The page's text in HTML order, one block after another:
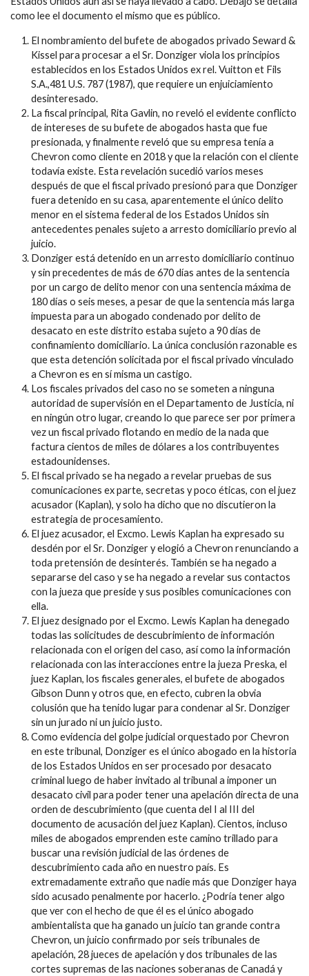
como lee el documento el mismo que es público.
El nombramiento del bufete de abogados privado Seward &
Kissel para procesar a el Sr. Donziger viola los principios
establecidos en los Estados Unidos ex rel. Vuitton et Fils
S.A.,481 U.S. 787 (1987), que requiere un enjuiciamiento
desinteresado.
La fiscal principal, Rita Gavlin, no reveló el evidente conflicto
de intereses de su bufete de abogados hasta que fue
presionada, y finalmente reveló que su empresa tenía a
Chevron como cliente en 2018 y que la relación con el cliente
todavía existe. Esta revelación sucedió varios meses
después de que el fiscal privado presionó para que Donziger
fuera detenido en su casa, aparentemente el único delito
menor en el sistema federal de los Estados Unidos sin
antecedentes penales sujeto a arresto domiciliario previo al
juicio.
Donziger está detenido en un arresto domiciliario continuo
y sin precedentes de más de 670 días antes de la sentencia
por un cargo de delito menor con una sentencia máxima de
180 días o seis meses, a pesar de que la sentencia más larga
impuesta para un abogado condenado por delito de
desacato en este distrito estaba sujeto a 90 días de
confinamiento domiciliario. La única conclusión razonable es
que esta detención solicitada por el fiscal privado vinculado
a Chevron es en sí misma un castigo.
Los fiscales privados del caso no se someten a ninguna
autoridad de supervisión en el Departamento de Justicia, ni
en ningún otro lugar, creando lo que parece ser por primera
vez un fiscal privado flotando en medio de la nada que
factura cientos de miles de dólares a los contribuyentes
estadounidenses.
El fiscal privado se ha negado a revelar pruebas de sus
comunicaciones ex parte, secretas y poco éticas, con el juez
acusador (Kaplan), y solo ha dicho que no discutieron la
estrategia de procesamiento.
El juez acusador, el Excmo. Lewis Kaplan ha expresado su
desdén por el Sr. Donziger y elogió a Chevron renunciando a
toda pretensión de desinterés. También se ha negado a
separarse del caso y se ha negado a revelar sus contactos
con la jueza que preside y sus posibles comunicaciones con
ella.
El juez designado por el Excmo. Lewis Kaplan ha denegado
todas las solicitudes de descubrimiento de información
relacionada con el origen del caso, así como la información
relacionada con las interacciones entre la jueza Preska, el
juez Kaplan, los fiscales generales, el bufete de abogados
Gibson Dunn y otros que, en efecto, cubren la obvia
colusión que ha tenido lugar para condenar al Sr. Donziger
sin un jurado ni un juicio justo.
Como evidencia del golpe judicial orquestado por Chevron
en este tribunal, Donziger es el único abogado en la historia
de los Estados Unidos en ser procesado por desacato
criminal luego de haber invitado al tribunal a imponer un
desacato civil para poder tener una apelación directa de una
orden de descubrimiento (que cuenta del I al III del
documento de acusación del juez Kaplan). Cientos, incluso
miles de abogados emprenden este camino trillado para
buscar una revisión judicial de las órdenes de
descubrimiento cada año en nuestro país. Es
extremadamente extraño que nadie más que Donziger haya
sido acusado penalmente por hacerlo. ¿Podría tener algo
que ver con el hecho de que él es el único abogado
ambientalista que ha ganado un juicio tan grande contra
Chevron, un juicio confirmado por seis tribunales de
apelación, 28 jueces de apelación y dos tribunales de las
cortes supremas de las naciones soberanas de Canadá y